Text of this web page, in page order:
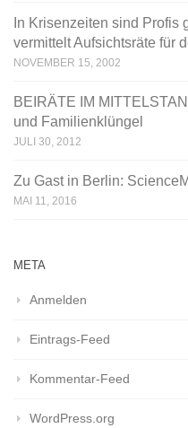
In Krisenzeiten sind Profis
vermittelt Aufsichtsräte für
NOVEMBER 15, 2002
BEIRÄTE IM
und Familienklüngel
JULI 30, 2012
Zu Gast in Berlin:
MAI 11, 2016
META
Anmelden
Eintrags-Feed
Kommentar-Feed
WordPress.org